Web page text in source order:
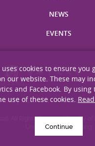
NEWS
EVENTS
Statement Disclaimer
All Rights Reserved. Faculty of
University of Hong Kong.
cookies to ensure you
our website. These may
and Facebook. By
use of these cookies.
Continue